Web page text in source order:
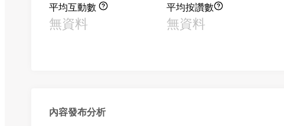
平均互動數
無資料
平均按讚數
無資料
內容發布分析